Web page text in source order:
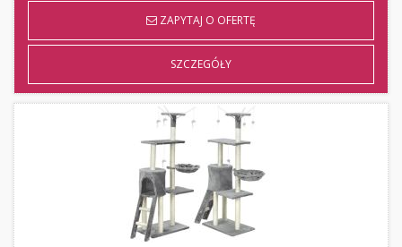
ZAPYTAJ O OFERTĘ
SZCZEGÓŁY